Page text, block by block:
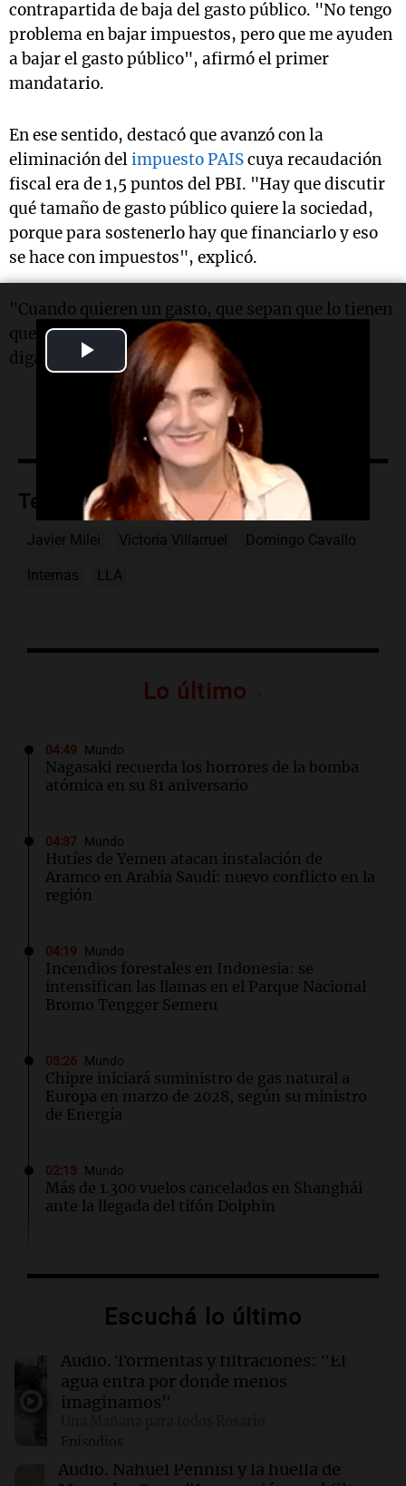
Play
Video
contrapartida de baja del gasto público. "No tengo
problema en bajar impuestos, pero que me ayuden
a bajar el gasto público", afirmó el primer
mandatario.
En ese sentido, destacó que avanzó con la
eliminación delimpuesto PAIScuya recaudación
fiscal era de 1,5 puntos del PBI. "Hay que discutir
qué tamaño de gasto público quiere la sociedad,
porque para sostenerlo hay que financiarlo y eso
se hace con impuestos", explicó.
"Cuando quieren un gasto, que sepan que lo tienen
que pagar. Quieren menos impuestos, que me
digan qué gasto bajo", concluyó.
Temas
Javier Milei Victoria Villarruel Domingo Cavallo
Internas LLA
Lo último
04:49 Mundo
Nagasaki recuerda los horrores de la bomba
atómica en su 81 aniversario
04:37 Mundo
Hutíes de Yemen atacan instalación de
Aramco en Arabia Saudí: nuevo conflicto en la
región
04:19 Mundo
Incendios forestales en Indonesia: se
intensifican las llamas en el Parque Nacional
Bromo Tengger Semeru
03:26 Mundo
Chipre iniciará suministro de gas natural a
Europa en marzo de 2028, según su ministro
de Energía
02:13 Mundo
Más de 1.300 vuelos cancelados en Shanghái
ante la llegada del tifón Dolphin
Airbnb acelera el lanzamiento de funciones
búsqueda
El Pentágono solicita a la industria de defensa
un aumento en la producción de armas
01:31 Ciencia
Reducir alimentos dulces no disminuye
Escuchá lo último
Audio. Tormentas y filtraciones: "El
agua entra por donde menos
imaginamos"
Episodios
Audio. Nahuel Pennisi y la huella de